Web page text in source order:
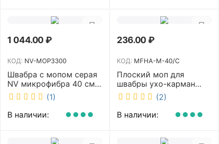
1 044.00₽
КОД: NV-MOP3300
Швабра с мопом серая
NV микрофибра 40 см
NV-MOP3300
(1)
В наличии:
236.00₽
КОД: MFHA-M-40/C
Плоский моп для
швабры ухо-карман
белый 40 см NV MFHA-
M-40/C
(2)
В наличии: